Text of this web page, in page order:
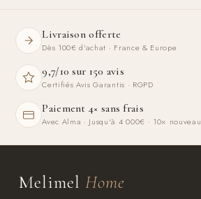
Livraison offerte
Dès 100€ d'achat · France & Europe
9,7/10 sur 150 avis
Certifiés Avis Garantis · RGPD
Paiement 4× sans frais
Avec Alma · Jusqu'à 4 000€ · 10× nouveau
Melimel Home